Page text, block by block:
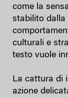
come la
stabilito dalla
culturali e
testo vuole
La cattura di
azione